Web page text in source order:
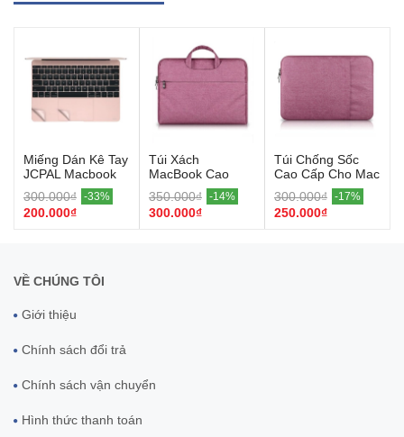
Miếng Dán Kê Tay
JCPAL Macbook
12 ( Rose Gold)
300.000₫ -33%
200.000₫
Túi Xách
MacBook Cao
Cấp (Hồng)
350.000₫ -14%
300.000₫
Túi Chống Sốc
Cao Cấp Cho Mac
300.000₫ -17%
250.000₫
VỀ CHÚNG TÔI
Giới thiệu
Chính sách đổi trả
Chính sách vận chuyển
Hình thức thanh toán